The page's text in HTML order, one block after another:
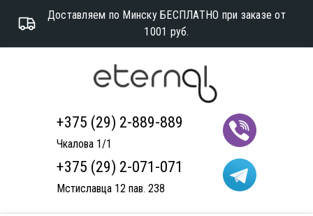
Доставляем по Минску БЕСПЛАТНО при заказе от
1001 руб.
+375 (29) 2-889-889
Чкалова 1/1
+375 (29) 2-071-071
Мстиславца 12 пав. 238